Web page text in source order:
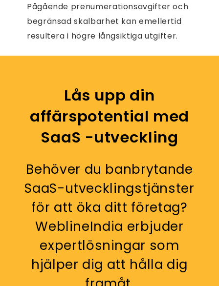
Pågående prenumerationsavgifter och
begränsad skalbarhet kan emellertid
resultera i högre långsiktiga utgifter.
Lås upp din
affärspotential med
SaaS -utveckling
Behöver du banbrytande
SaaS-utvecklingstjänster
för att öka ditt företag?
WeblineIndia erbjuder
expertlösningar som
hjälper dig att hålla dig